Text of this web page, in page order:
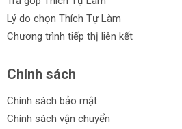
Lý do chọn Thích Tự Làm
Chương trình tiếp thị liên kết
Chính sách
Chính sách bảo mật
Chính sách vận chuyển